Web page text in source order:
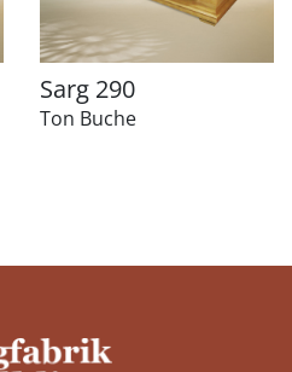
Sarg 290
Ton Buche